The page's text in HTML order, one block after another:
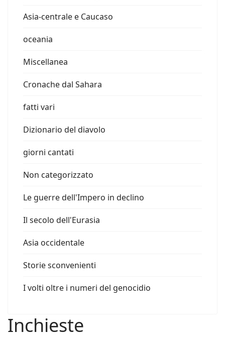
Asia-centrale e Caucaso
oceania
Miscellanea
Cronache dal Sahara
fatti vari
Dizionario del diavolo
giorni cantati
Non categorizzato
Le guerre dell'Impero in declino
Il secolo dell'Eurasia
Asia occidentale
Storie sconvenienti
I volti oltre i numeri del genocidio
Inchieste